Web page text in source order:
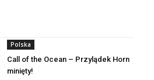
Polska
Call of the Ocean – Przylądek Horn
minięty!